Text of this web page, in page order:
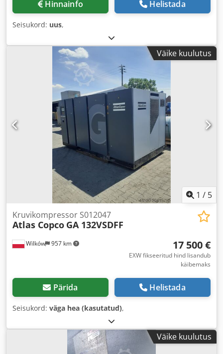
Hinnainfo Helistada
Seisukord: uus,
Väike kuulutus
1 / 5
Wilków 957 km
Kruvikompressor S012047
Atlas Copco GA 132VSDFF
17 500 €
EXW fikseeritud hind lisandub
käibemaks
Pärida Helistada
Seisukord: väga hea (kasutatud),
Väike kuulutus